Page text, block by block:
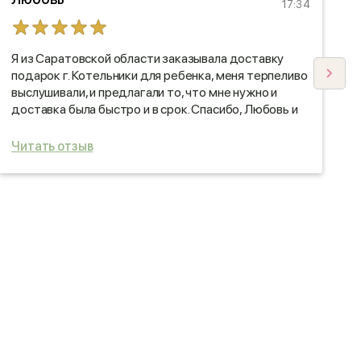
17:34
Я из Саратовской области заказывала доставку
подарок г. Котельники для ребенка, меня терпеливо
выслушивали, и предлагали то, что мне нужно и
доставка была быстро и в срок. Спасибо, Любовь и
Читать отзыв